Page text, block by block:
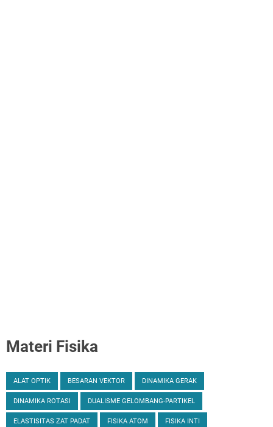
Materi Fisika
ALAT OPTIK BESARAN VEKTOR DINAMIKA GERAK
DINAMIKA ROTASI DUALISME GELOMBANG-PARTIKEL
ELASTISITAS ZAT PADAT FISIKA ATOM FISIKA INTI